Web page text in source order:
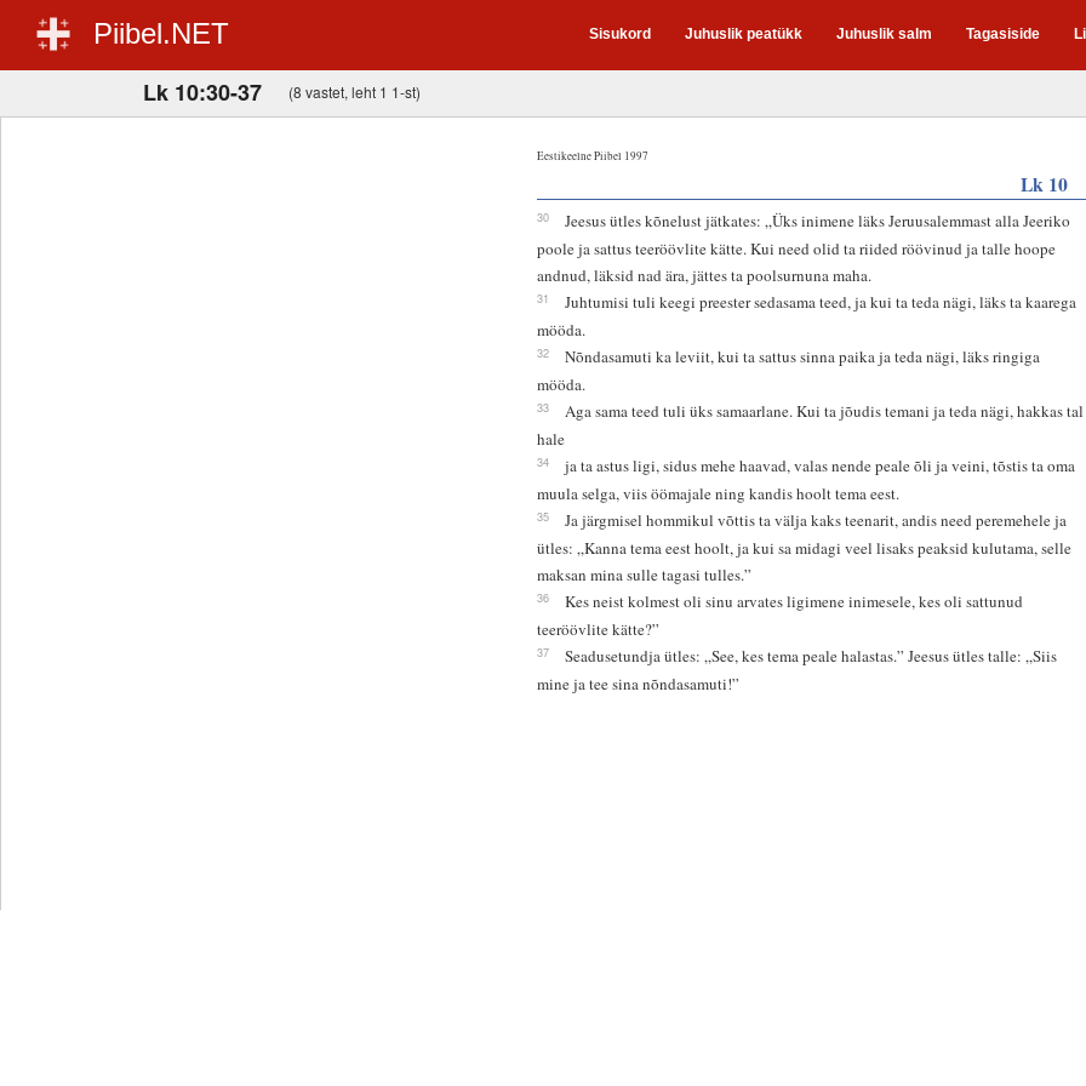
Piibel.NET Sisukord Juhuslik peatükk Juhuslik salm Tagasiside
Lk 10:30-37 (8 vastet, leht 1 1-st)
Eestikeelne Piibel 1997
Lk 10
30
Jeesus ütles kõnelust jätkates: „Üks inimene läks Jeruusalemmast alla Jeeriko
poole ja sattus teeröövlite kätte. Kui need olid ta riided röövinud ja talle hoope
andnud, läksid nad ära, jättes ta poolsurnuna maha.
31
Juhtumisi tuli keegi preester sedasama teed, ja kui ta teda nägi, läks ta kaarega
mööda.
32
Nõndasamuti ka leviit, kui ta sattus sinna paika ja teda nägi, läks ringiga
mööda.
33
Aga sama teed tuli üks samaarlane. Kui ta jõudis temani ja teda nägi, hakkas tal
hale
34
ja ta astus ligi, sidus mehe haavad, valas nende peale õli ja veini, tõstis ta oma
muula selga, viis öömajale ning kandis hoolt tema eest.
35
Ja järgmisel hommikul võttis ta välja kaks teenarit, andis need peremehele ja
ütles: „Kanna tema eest hoolt, ja kui sa midagi veel lisaks peaksid kulutama, selle
maksan mina sulle tagasi tulles.”
36
Kes neist kolmest oli sinu arvates ligimene inimesele, kes oli sattunud
teeröövlite kätte?”
37
Seadusetundja ütles: „See, kes tema peale halastas.” Jeesus ütles talle: „Siis
mine ja tee sina nõndasamuti!”